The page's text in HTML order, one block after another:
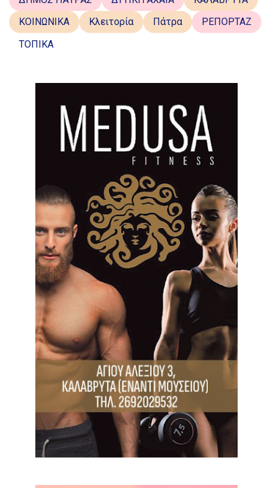
ΚΟΙΝΩΝΙΚΑ
Κλειτορία Πάτρα
ΡΕΠΟΡΤΑΖ
ΤΟΠΙΚΑ